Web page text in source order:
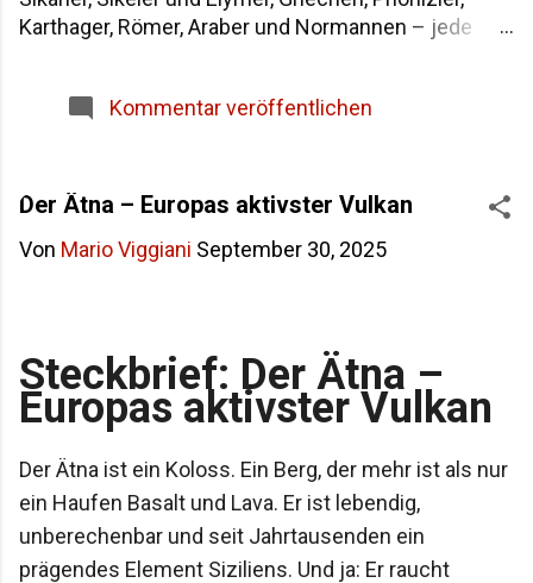
Karthager, Römer, Araber und Normannen – jede
fragst, warum die Insel heute "Sicilia" heißt und wie
sagenumwobene Sicania bis zum heutigen Namen.
Woher stammt der Name Sizilien Inhaltsverzeichnis
Die Herkunft des Namens "Sicilia" Der älteste Name:
Namen Siziliens im Überblick Häufige Fragen zur
Namensgeschichte Siziliens Fazit
Kommentar veröffentlichen
Der Ätna – Europas aktivster Vulkan
Von Mario Viggiani September 30, 2025
Steckbrief: Der Ätna –
Europas aktivster Vulkan
Der Ätna ist ein Koloss. Ein Berg, der mehr ist als nur
ein Haufen Basalt und Lava. Er ist lebendig,
unberechenbar und seit Jahrtausenden ein
prägendes Element Siziliens. Und ja: Er raucht